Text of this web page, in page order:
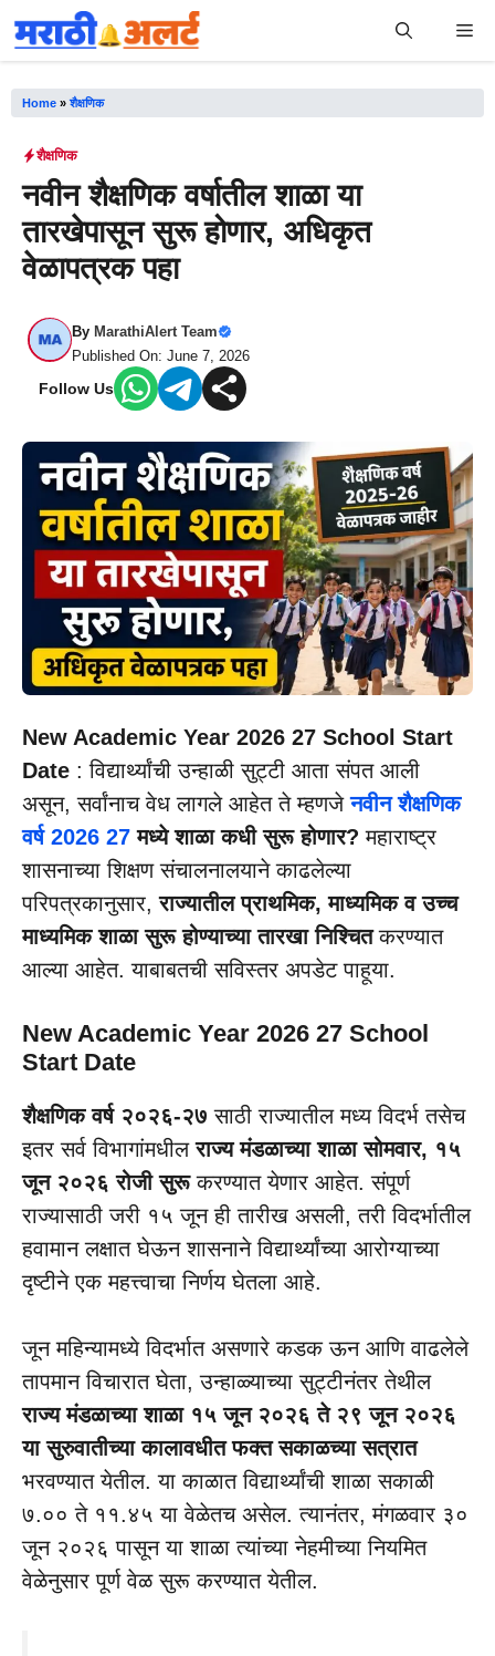
Skip
to
Home »शैक्षणिक
शैक्षणिक
नवीन शैक्षणिक वर्षातील शाळा या
तारखेपासून सुरू होणार, अधिकृत
वेळापत्रक पहा
By MarathiAlert Team
Published On: June 7, 2026
Follow Us
New Academic Year 2026 27 School Start
Date : विद्यार्थ्यांची उन्हाळी सुट्टी आता संपत आली
असून, सर्वांनाच वेध लागले आहेत ते म्हणजेनवीन शैक्षणिक
वर्ष 2026 27 मध्ये शाळा कधी सुरू होणार? महाराष्ट्र
शासनाच्या शिक्षण संचालनालयाने काढलेल्या
परिपत्रकानुसार,राज्यातील प्राथमिक, माध्यमिक व उच्च
माध्यमिक शाळा सुरू होण्याच्या तारखा निश्चितकरण्यात
आल्या आहेत. याबाबतची सविस्तर अपडेट पाहूया.
New Academic Year 2026 27 School
Start Date
शैक्षणिक वर्ष २०२६-२७ साठी राज्यातील मध्य विदर्भ तसेच
इतर सर्व विभागांमधीलराज्य मंडळाच्या शाळा सोमवार, १५
जून २०२६ रोजी सुरूकरण्यात येणार आहेत. संपूर्ण
राज्यासाठी जरी १५ जून ही तारीख असली, तरी विदर्भातील
हवामान लक्षात घेऊन शासनाने विद्यार्थ्यांच्या आरोग्याच्या
दृष्टीने एक महत्त्वाचा निर्णय घेतला आहे.
जून महिन्यामध्ये विदर्भात असणारे कडक ऊन आणि वाढलेले
तापमान विचारात घेता, उन्हाळ्याच्या सुट्टीनंतर तेथील
राज्य मंडळाच्या शाळा १५ जून २०२६ ते २९ जून २०२६
या सुरुवातीच्या कालावधीत फक्त सकाळच्या सत्रात
भरवण्यात येतील. या काळात विद्यार्थ्यांची शाळा सकाळी
७.०० ते ११.४५ या वेळेतच असेल. त्यानंतर, मंगळवार ३०
जून २०२६ पासून या शाळा त्यांच्या नेहमीच्या नियमित
वेळेनुसार पूर्ण वेळ सुरू करण्यात येतील.